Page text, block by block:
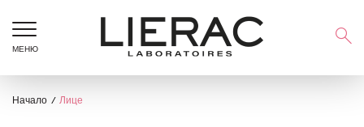
МЕНЮ
Начало Лице